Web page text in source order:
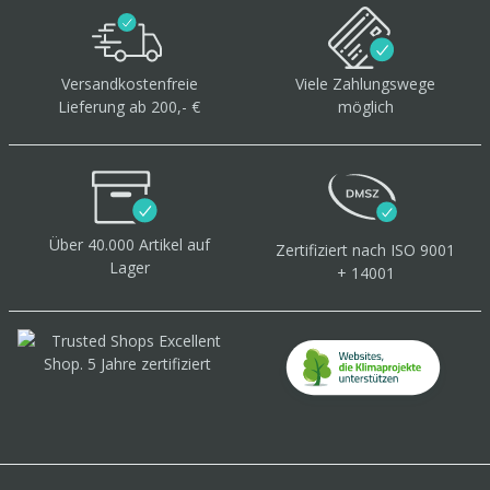
Versandkostenfreie
Lieferung ab 200,- €
Viele Zahlungswege
möglich
Über 40.000 Artikel auf
Lager
Zertifiziert nach ISO 9001
+ 14001